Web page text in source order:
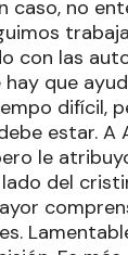
caso, no
con las
que
difícil,
estar. A
le
del